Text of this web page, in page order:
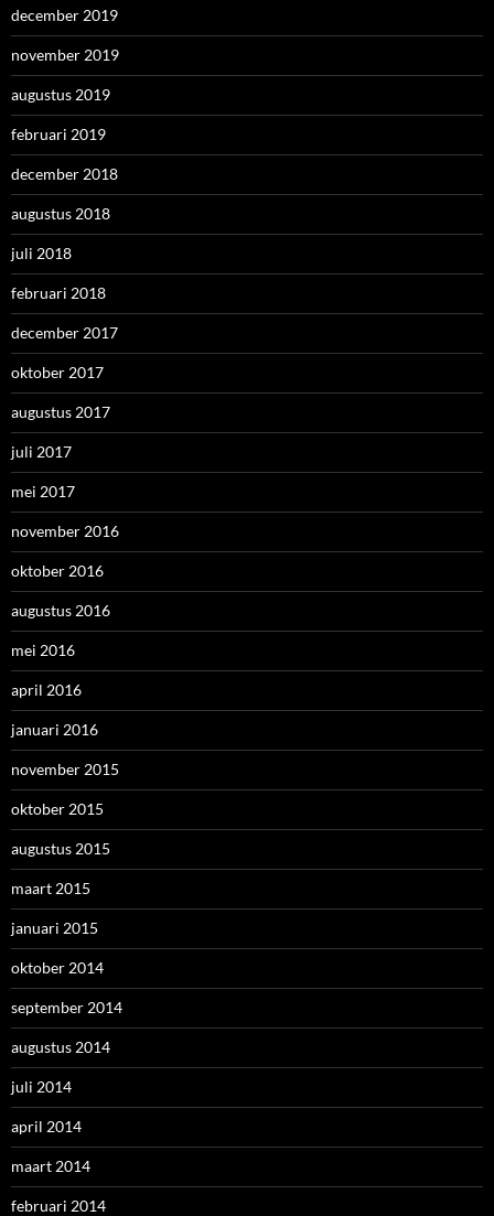
december 2019
november 2019
augustus 2019
februari 2019
december 2018
augustus 2018
juli 2018
februari 2018
december 2017
oktober 2017
augustus 2017
juli 2017
mei 2017
november 2016
oktober 2016
augustus 2016
mei 2016
april 2016
januari 2016
november 2015
oktober 2015
augustus 2015
maart 2015
januari 2015
oktober 2014
september 2014
augustus 2014
juli 2014
april 2014
maart 2014
februari 2014